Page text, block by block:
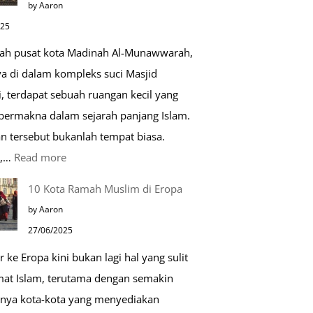
hari
by Aaron
pusat kota Madinah Al-Munawwarah,
di dalam kompleks suci Masjid
terdapat sebuah ruangan kecil yang
dalam sejarah panjang Islam.
tersebut bukanlah tempat biasa.
Read more:
Masjid
Nabawi
10 Kota Ramah Muslim di Eropa
by Aaron
27/06/2025
ke Eropa kini bukan lagi hal yang sulit
Islam, terutama dengan semakin
kota-kota yang menyediakan